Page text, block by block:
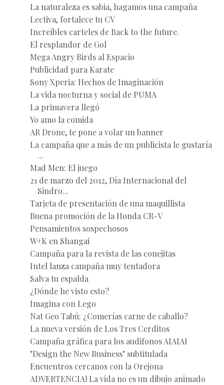
La naturaleza es sabia, hagamos una campaña
Lectiva, fortalece tu CV
Increíbles carteles de Back to the future.
El resplandor de Gol
Mega Angry Birds al Espacio
Publicidad para Karate
Sony Xperia: Hechos de Imaginación
La vida nocturna y social de PUMA
La primavera llegó
Yo amo la comida
AR Drone, te pone a volar un banner
La campaña que a más de un publicista le gustaría
...
Mad Men: El juego
21 de marzo del 2012, Día Internacional del
Sindro...
Tarjeta de presentación de una maquillista
Buena promoción de la Honda CR-V
Pensamientos sospechosos
W+K en Shangai
Campaña para la revista de las conejitas
Intel lanza campaña muy tentadora
Salva tu espalda
¿Dónde he visto esto?
Imagina con Lego
Nat Geo Tabú: ¿Comerías carne de caballo?
La nueva versión de Los Tres Cerditos
Campaña gráfica para los audifonos AIAIAI
"Design the New Business" subtitulada
Encuentros cercanos con la Orejona
ADVERTENCIA! La vida no es un dibujo animado